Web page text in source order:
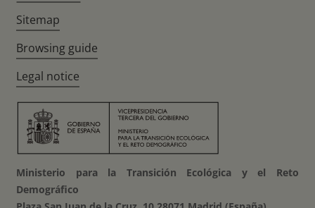
Sitemap
Browsing guide
Legal notice
Ministerio para la Transición Ecológica y el Reto
Demográfico